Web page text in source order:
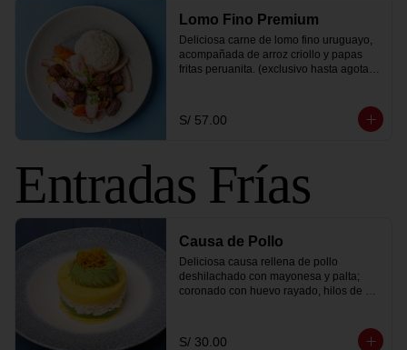
Lomo Fino Premium
Deliciosa carne de lomo fino uruguayo,
acompañada de arroz criollo y papas
fritas peruanita. (exclusivo hasta agotar
S/ 57.00
Entradas Frías
Causa de Pollo
Deliciosa causa rellena de pollo
deshilachado con mayonesa y palta;
coronado con huevo rayado, hilos de
S/ 30.00